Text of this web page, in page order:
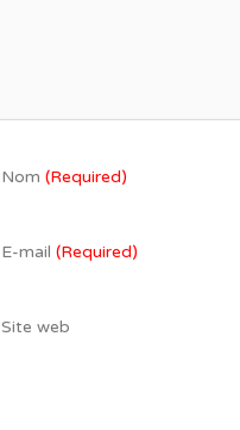
Nom (Required)
E-mail (Required)
Site web